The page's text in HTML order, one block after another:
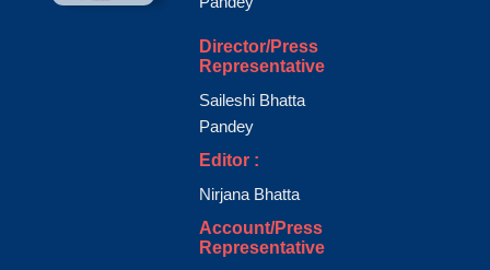
Director/Press
Representative
Saileshi Bhatta
Pandey
Editor :
Nirjana Bhatta
Account/Press
Representative